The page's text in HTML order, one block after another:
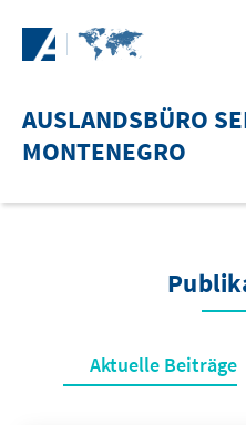
AUSLANDSBÜRO
MONTENEGRO
Aktuelle Beiträge